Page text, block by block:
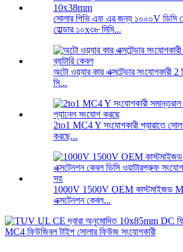
সোলার পিভি এফ এর জন্য ১০০০V ডিসি
হোল্ডার ১০x৩৮ মিমি...
অটো ওয়্যার কার এক্সটেন্ডার সংযোগকারী 2
সি...
2to1 MC4 Y সংযোগকারী প্যারাতে
করছে...
1000V 1500V OEM কাস্টমাইজড
এক্সটেনশন কেবল...